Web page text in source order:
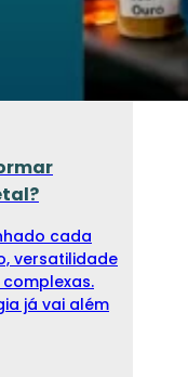
cada
versatilidade
já vai além